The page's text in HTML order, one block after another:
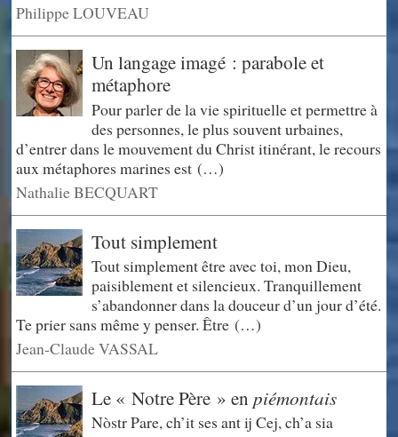
Philippe LOUVEAU
Un langage imagé : parabole et
métaphore
Pour parler de la vie spirituelle et permettre à
des personnes, le plus souvent urbaines,
d’entrer dans le mouvement du Christ itinérant, le recours
aux métaphores marines est (…)
Nathalie BECQUART
Tout simplement
Tout simplement être avec toi, mon Dieu,
paisiblement et silencieux. Tranquillement
s’abandonner dans la douceur d’un jour d’été.
Te prier sans même y penser. Être (…)
Jean-Claude VASSAL
Le « Notre Père » enpiémontais
Nòstr Pare, ch’it ses ant ij Cej, ch’a sia